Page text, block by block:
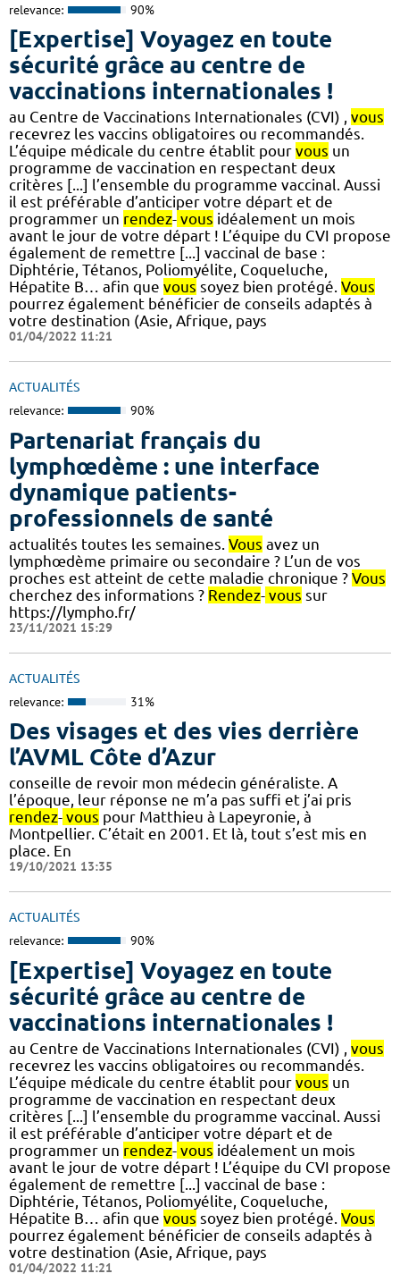
relevance: 90%
[Expertise] Voyagez en toute
sécurité grâce au centre de
vaccinations internationales !
au Centre de Vaccinations Internationales (CVI) , vous
recevrez les vaccins obligatoires ou recommandés.
L’équipe médicale du centre établit pour vous un
programme de vaccination en respectant deux
critères [...] l’ensemble du programme vaccinal. Aussi
il est préférable d’anticiper votre départ et de
programmer un rendez- vous idéalement un mois
avant le jour de votre départ ! L’équipe du CVI propose
également de remettre [...] vaccinal de base :
Diphtérie, Tétanos, Poliomyélite, Coqueluche,
Hépatite B… afin que vous soyez bien protégé. Vous
pourrez également bénéficier de conseils adaptés à
votre destination (Asie, Afrique, pays
01/04/2022 11:21
ACTUALITÉS
relevance: 90%
Partenariat français du
lymphœdème : une interface
dynamique patients-
professionnels de santé
actualités toutes les semaines. Vous avez un
lymphœdème primaire ou secondaire ? L’un de vos
proches est atteint de cette maladie chronique ? Vous
cherchez des informations ? Rendez- vous sur
https://lympho.fr/
23/11/2021 15:29
ACTUALITÉS
relevance: 31%
Des visages et des vies derrière
l’AVML Côte d’Azur
conseille de revoir mon médecin généraliste. A
l’époque, leur réponse ne m’a pas suffi et j’ai pris
rendez- vous pour Matthieu à Lapeyronie, à
Montpellier. C’était en 2001. Et là, tout s’est mis en
place. En
19/10/2021 13:35
ACTUALITÉS
relevance: 90%
[Expertise] Voyagez en toute
sécurité grâce au centre de
vaccinations internationales !
au Centre de Vaccinations Internationales (CVI) , vous
recevrez les vaccins obligatoires ou recommandés.
L’équipe médicale du centre établit pour vous un
programme de vaccination en respectant deux
critères [...] l’ensemble du programme vaccinal. Aussi
il est préférable d’anticiper votre départ et de
programmer un rendez- vous idéalement un mois
avant le jour de votre départ ! L’équipe du CVI propose
également de remettre [...] vaccinal de base :
Diphtérie, Tétanos, Poliomyélite, Coqueluche,
Hépatite B… afin que vous soyez bien protégé. Vous
pourrez également bénéficier de conseils adaptés à
votre destination (Asie, Afrique, pays
01/04/2022 11:21